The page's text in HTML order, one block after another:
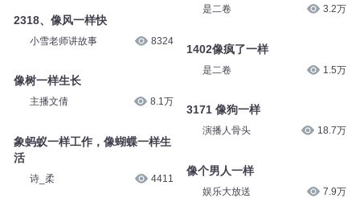
2318、像风一样快
小雪老师讲故事 8324
像树一样生长
主播文倩 8.1万
象蚂蚁一样工作，像蝴蝶一样生
活
诗_柔 4411
是二卷 3.2万
1402像疯了一样
是二卷 1.5万
3171 像狗一样
演播人骨头 18.7万
像个男人一样
娱乐大放送 7.9万